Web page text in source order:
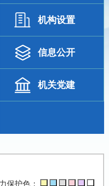
机构设置
信息公开
机关党建
保护色：